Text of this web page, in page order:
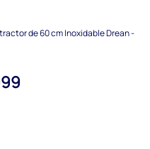
de 60 cm Inoxidable Drean -